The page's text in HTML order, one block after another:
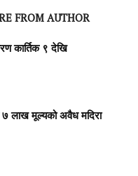
FROM AUTHOR
कार्तिक ९ देखि
७ लाख मूल्यको अवैध मदिरा